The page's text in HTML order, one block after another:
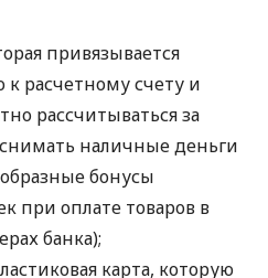
привязывается
к расчетному счету и
рассчитываться за
наличные деньги
бонусы
при оплате товаров в
банка);
карта, которую